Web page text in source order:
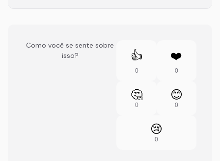
Como você se sente sobre
isso?
👍
0
❤️
0
🤔
0
😊
0
😢
0